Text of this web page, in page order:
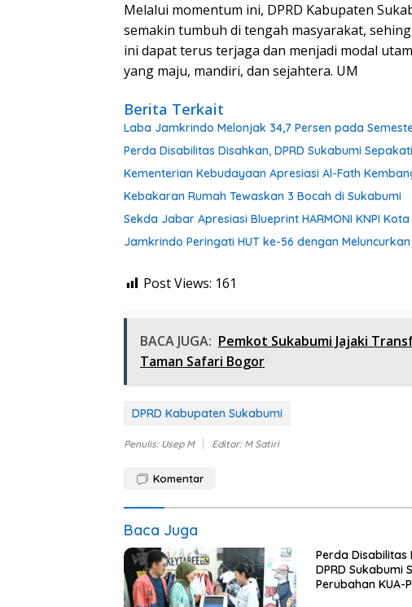
Melalui momentum ini, DPRD Kabupaten
semakin tumbuh di tengah masyarakat,
ini dapat terus terjaga dan menjadi modal
yang maju, mandiri, dan sejahtera. UM
Berita Terkait
Laba Jamkrindo Melonjak 34,7 Persen pada
Perda Disabilitas Disahkan, DPRD Sukabumi
Kementerian Kebudayaan Apresiasi Al-Fath
Kebakaran Rumah Tewaskan 3 Bocah di Sukabumi
Sekda Jabar Apresiasi Blueprint HARMONI KNPI
Jamkrindo Peringati HUT ke-56 dengan
Post Views: 161
BACA JUGA: Pemkot Sukabumi Jajaki
Taman Safari Bogor
DPRD Kabupaten Sukabumi
Penulis: Usep M Editor: M Satiri
Komentar
Baca Juga
Perda Disabilitas
DPRD Sukabumi
Perubahan KUA-